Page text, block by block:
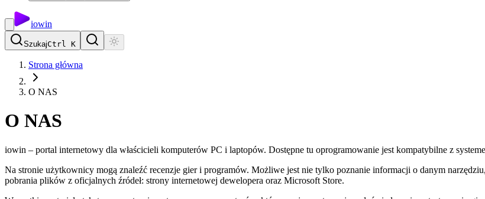
iowin
SzukajCtrl K
Strona główna
O NAS
O NAS
iowin – portal internetowy dla właścicieli komputerów PC i laptopów. Dostępne tu oprogramowanie jest kompatybilne z
Na stronie użytkownicy mogą znaleźć recenzje gier i programów. Możliwe jest nie tylko poznanie informacji o danym
pobrania plików z oficjalnych źródeł: strony internetowej dewelopera oraz Microsoft Store.